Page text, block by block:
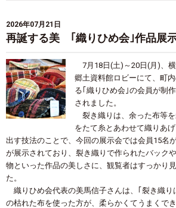
2026年07月21日
再誕する美 ｢織りひめ会｣作品展
7月 18 日 (土) ～ 20 日 (月 )、
郷土資料館ロビーにて、町
る｢織りひめ会｣の会員が制
されました。
裂き織りは、余った布等
をたて糸とあわせて織りあ
出す技法のことで、今回の展示会では会員 15名
が展示されており、裂き織りで作られたバック
物といった作品の美しさに、観覧者はすっかり
た。
織りひめ会代表の美馬信子さんは、｢裂き織り
の枯れた布を使った方が、柔らかくてうまくで